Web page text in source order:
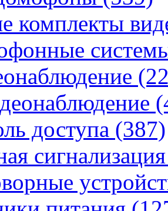
комплекты
доступа (387)